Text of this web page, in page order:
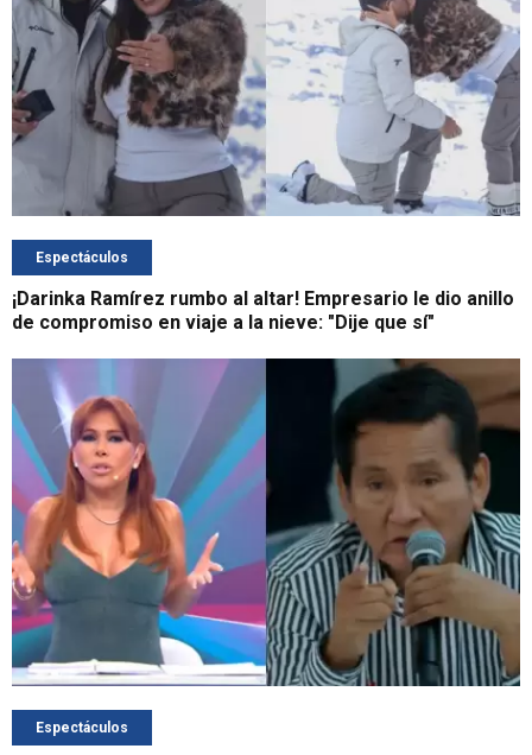
Espectáculos
¡Darinka Ramírez rumbo al altar! Empresario le dio anillo
de compromiso en viaje a la nieve: "Dije que sí"
Espectáculos